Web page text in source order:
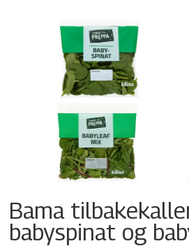
Bama
babyspinat og